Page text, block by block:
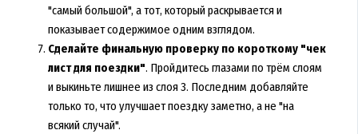
"самый большой", а тот, который раскрывается и
показывает содержимое одним взглядом.
Сделайте финальную проверку по короткому "чек
лист для поездки". Пройдитесь глазами по трём слоям
и выкиньте лишнее из слоя 3. Последним добавляйте
только то, что улучшает поездку заметно, а не "на
всякий случай".